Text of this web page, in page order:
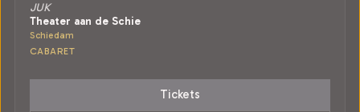
JUK
Theater aan de Schie
Schiedam
CABARET
Tickets